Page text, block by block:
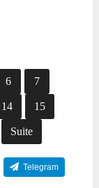
6 7
14 15
Suite
Telegram